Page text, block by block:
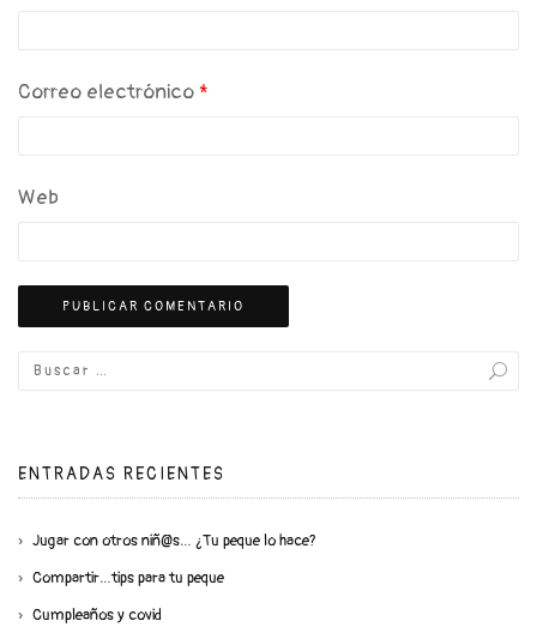
Correo electrónico *
Web
ENTRADAS RECIENTES
Jugar con otros niñ@s… ¿Tu peque lo hace?
Compartir…tips para tu peque
Cumpleaños y covid